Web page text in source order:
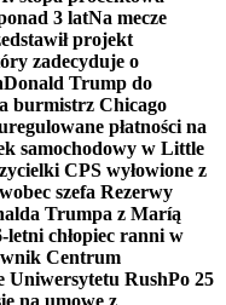
3 latNa mecze
projekt
zadecyduje o
Donald Trump do
burmistrz Chicago
płatności na
samochodowy w Little
CPS wyłowione z
szefa Rezerwy
Trumpa z Maríą
letni chłopiec ranni w
Centrum
Uniwersytetu RushPo 25
na umowę z